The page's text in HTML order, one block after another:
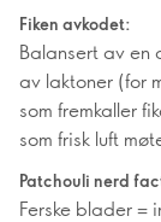
Fiken avkodet:
Balansert av en
av laktoner (for
som fremkaller
som frisk luft
Patchouli nerd
Ferske blader =